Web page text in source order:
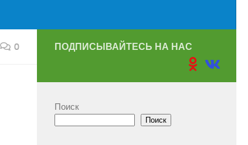
0 ПОДПИСЫВАЙТЕСЬ НА НАС
Поиск
Поиск